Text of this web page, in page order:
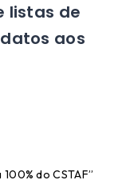
listas de
aos